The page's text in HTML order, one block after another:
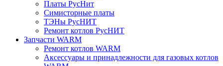
Платы РусНит
Симисторные платы
ТЭНы РусНИТ
Ремонт котлов РусНИТ
Запчасти WARM
Ремонт котлов WARM
Аксессуары и принадлежности для газовых котлов